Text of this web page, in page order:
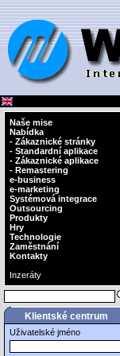
Naše mise
Nabídka
- Zákaznické stránky
- Standardní aplikace
- Zákaznické aplikace
- Remastering
e-business
e-marketing
Systémová integrace
Outsourcing
Produkty
Hry
Technologie
Zaměstnání
Kontakty
Inzeráty
Klientské centrum
Uživatelské jméno